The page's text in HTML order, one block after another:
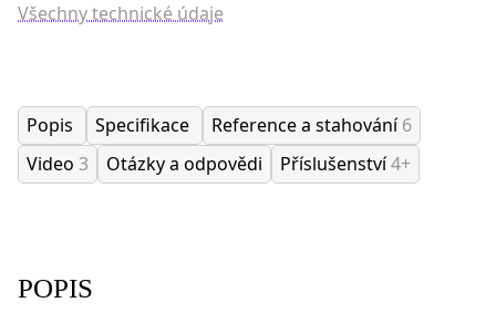
Všechny technické údaje
Popis Specifikace Reference a stahování6
Video 3 Otázky a odpovědi Příslušenství4+
POPIS